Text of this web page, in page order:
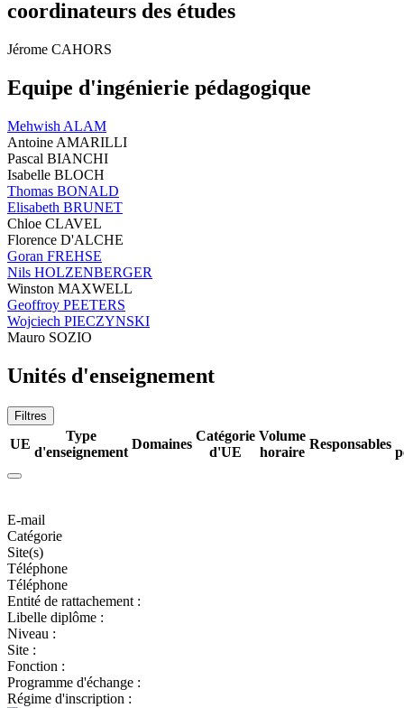
coordinateurs des études
Jérome CAHORS
Equipe d'ingénierie pédagogique
Mehwish ALAM
Antoine AMARILLI
Pascal BIANCHI
Isabelle BLOCH
Thomas BONALD
Elisabeth BRUNET
Chloe CLAVEL
Florence D'ALCHE
Goran FREHSE
Nils HOLZENBERGER
Winston MAXWELL
Geoffroy PEETERS
Wojciech PIECZYNSKI
Mauro SOZIO
Unités d'enseignement
Filtres
UE
Type
d'enseignement
Domaines
Catégorie
d'UE
Volume
horaire
Responsables
E-mail
Catégorie
Site(s)
Téléphone
Téléphone
Entité de rattachement :
Libelle diplôme :
Niveau :
Site :
Fonction :
Programme d'échange :
Régime d'inscription :